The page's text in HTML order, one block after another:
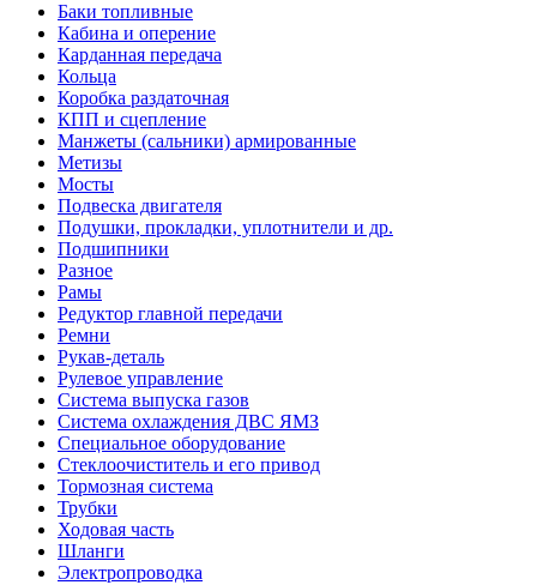
Баки топливные
Кабина и оперение
Карданная передача
Кольца
Коробка раздаточная
КПП и сцепление
Манжеты (сальники) армированные
Метизы
Мосты
Подвеска двигателя
Подушки, прокладки, уплотнители и др.
Подшипники
Разное
Рамы
Редуктор главной передачи
Ремни
Рукав-деталь
Рулевое управление
Система выпуска газов
Система охлаждения ДВС ЯМЗ
Специальное оборудование
Стеклоочиститель и его привод
Тормозная система
Трубки
Ходовая часть
Шланги
Электропроводка